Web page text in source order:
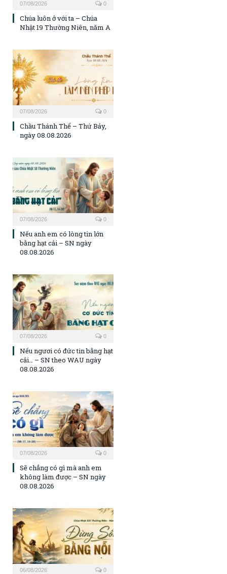
07/08/2026 0
Chúa luôn ở với ta – Chúa
Nhật 19 Thường Niên, năm A
07/08/2026 0
Chầu Thánh Thể – Thứ Bảy,
ngày 08.08.2026
07/08/2026 0
Nếu anh em có lòng tin lớn
bằng hạt cải – SN ngày
08.08.2026
07/08/2026 0
Nếu ngươi có đức tin bằng hạt
cải… – SN theo WAU ngày
08.08.2026
07/08/2026 0
Sẽ chẳng có gì mà anh em
không làm được – SN ngày
08.08.2026
06/08/2026 0